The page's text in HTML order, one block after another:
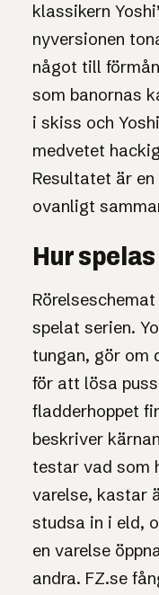
klassikern
nyversionen
något till
som banornas
i skiss och
medvetet
Resultatet är
ovanligt
Hur
spelat serien.
tungan, gör om
för att lösa
fladderhoppet
beskriver
testar vad som
varelse, kastar
studsa in i eld,
en varelse
andra. FZ.se